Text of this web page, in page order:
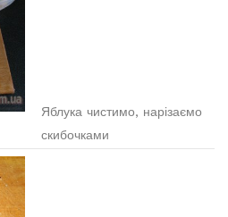
Яблука чистимо, нарізаємо
скибочками